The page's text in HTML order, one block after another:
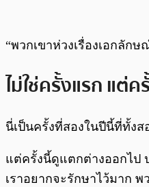
“พวกเขาห่วงเรื่องเอกลัก
ไม่ใช่ครั้งแรก แต่
นี่เป็นครั้งที่สองในปีนี้ที่ทั้งส
แต่ครั้งนี้ดูแตกต่างออกไป
เราอยากจะรักษาไว้มาก